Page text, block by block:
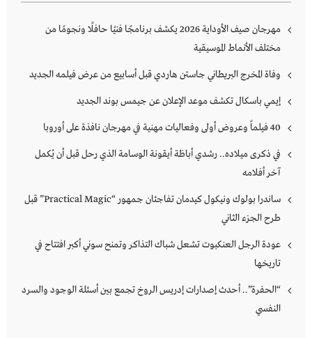
مهرجان صيف الأوداية 2026 يكشف برنامجًا فنيًا حافلًا ونجومًا من
مختلف الأنماط الموسيقية
وفاة المخرج البريطاني جاستن هاردي قبل أسابيع من عرض فيلمه الجديد
إيمي باسكال تكشف موعد الإعلان عن جيمس بوند الجديد
40 فيلماً وعروض أولى وفعاليات مهنية في مهرجان نافذة على أوروبا
في ذكرى ميلاده.. رشدي أباظة أيقونة الوسامة الذي رحل قبل أن يُكمل
آخر أفلامه
ساندرا بولوك ونيكول كيدمان تفاجئان جمهور “Practical Magic” قبل
طرح الجزء الثاني
عودة الرجل العنكبوت تشعل شباك التذاكر وتمنح سوني أكبر افتتاح في
تاريخها
“الحفرة”.. أحدث إصدارات إدريس الروخ تجمع بين أسئلة الوجود والسرد
النفسي